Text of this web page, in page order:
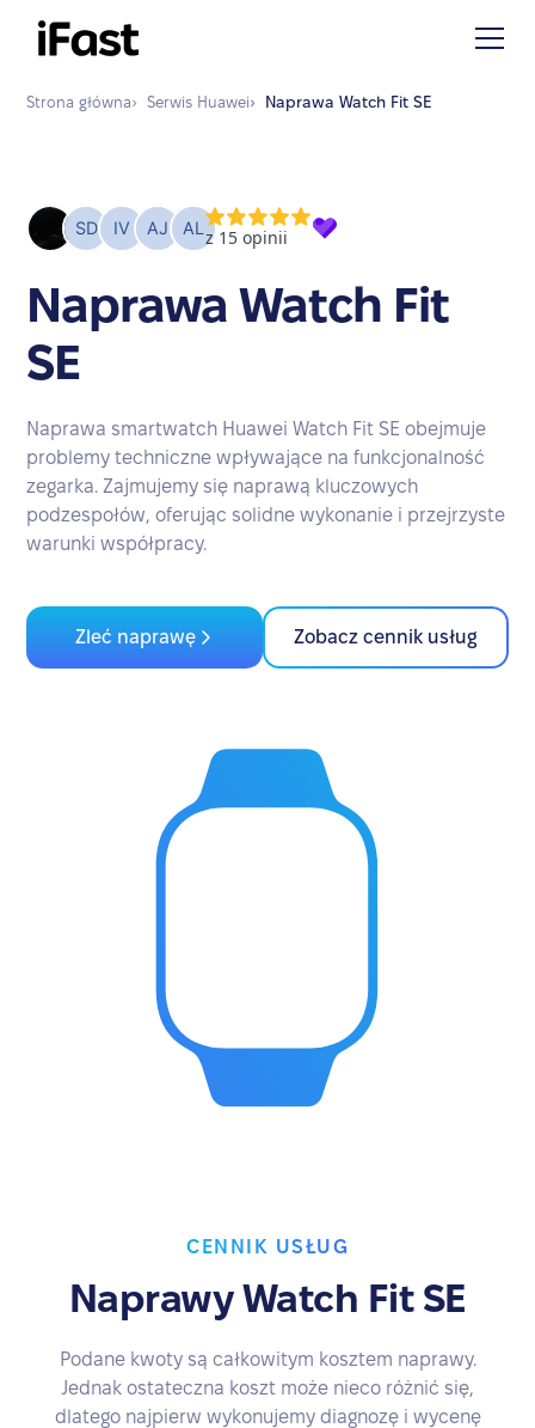
Strona główna› Serwis Huawei› Naprawa Watch Fit SE
Naprawa Watch Fit
SE
Naprawa smartwatch Huawei Watch Fit SE obejmuje
problemy techniczne wpływające na funkcjonalność
zegarka. Zajmujemy się naprawą kluczowych
podzespołów, oferując solidne wykonanie i przejrzyste
warunki współpracy.
Zleć naprawę Zobacz cennik usług
CENNIK USŁUG
Naprawy Watch Fit SE
Podane kwoty są całkowitym kosztem naprawy.
Jednak ostateczna koszt może nieco różnić się,
dlatego najpierw wykonujemy diagnozę i wycenę